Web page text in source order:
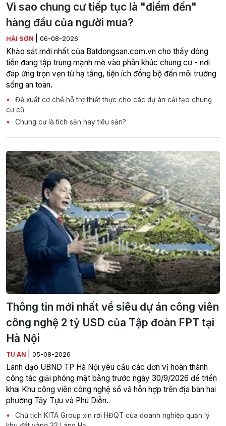
Vì sao chung cư tiếp tục là "điểm đến"
hàng đầu của người mua?
HẢI SƠN 06-08-2026
Khảo sát mới nhất của Batdongsan.com.vn cho thấy dòng
tiền đang tập trung mạnh mẽ vào phân khúc chung cư - nơi
đáp ứng trọn vẹn từ hạ tầng, tiện ích đồng bộ đến môi trường
sống an toàn.
Đề xuất cơ chế hỗ trợ thiết thực cho các dự án cải tạo chung
cư cũ
Chung cư là tích sản hay tiêu sản?
Thông tin mới nhất về siêu dự án công viên
công nghệ 2 tỷ USD của Tập đoàn FPT tại
Hà Nội
TÚ AN 05-08-2026
Lãnh đạo UBND TP Hà Nội yêu cầu các đơn vị hoàn thành
công tác giải phóng mặt bằng trước ngày 30/9/2026 để triển
khai Khu công viên công nghệ số và hỗn hợp trên địa bàn hai
phường Tây Tựu và Phú Diễn.
Chủ tịch KITA Group xin rời HĐQT của doanh nghiệp quản lý